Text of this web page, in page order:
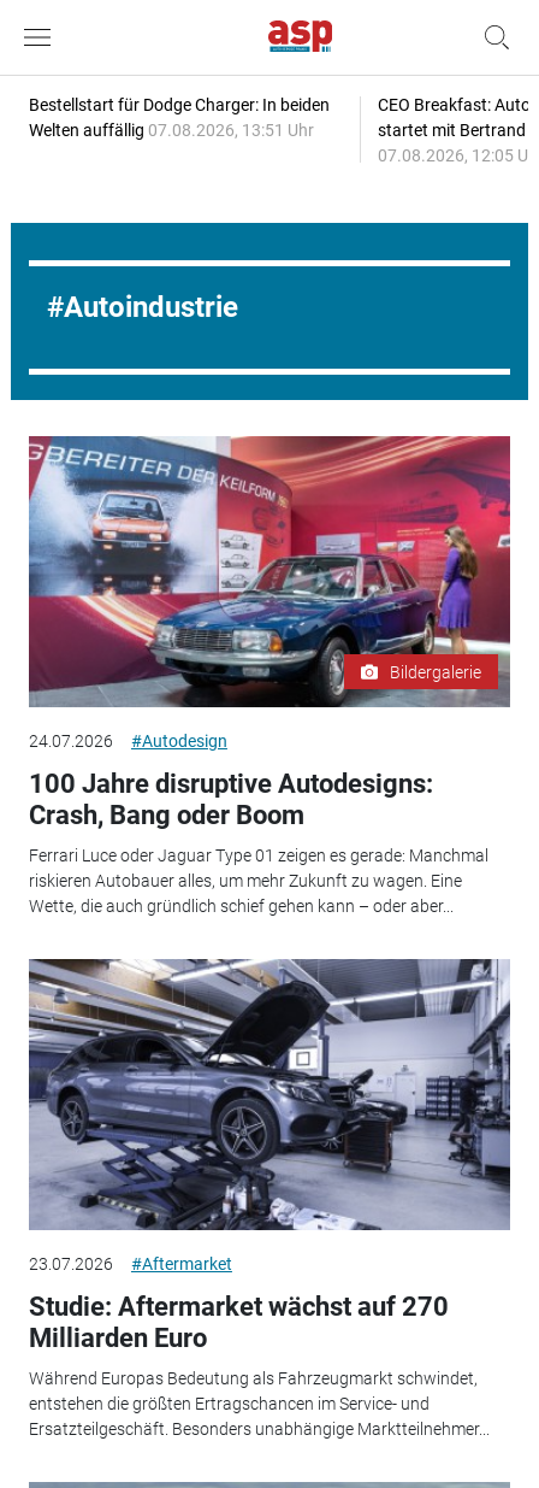
Bestellstart für Dodge Charger: In beiden
Welten auffällig 07.08.2026, 13:51 Uhr
CEO Breakfast:
startet mit Bertrand
07.08.2026, 12:05
Autoindustrie
Bildergalerie
24.07.2026 #Autodesign
100 Jahre disruptive Autodesigns:
Crash, Bang oder Boom
Ferrari Luce oder Jaguar Type 01 zeigen es gerade: Manchmal
riskieren Autobauer alles, um mehr Zukunft zu wagen. Eine
Wette, die auch gründlich schief gehen kann – oder aber...
23.07.2026 #Aftermarket
Studie: Aftermarket wächst auf 270
Milliarden Euro
Während Europas Bedeutung als Fahrzeugmarkt schwindet,
entstehen die größten Ertragschancen im Service- und
Ersatzteilgeschäft. Besonders unabhängige Marktteilnehmer...